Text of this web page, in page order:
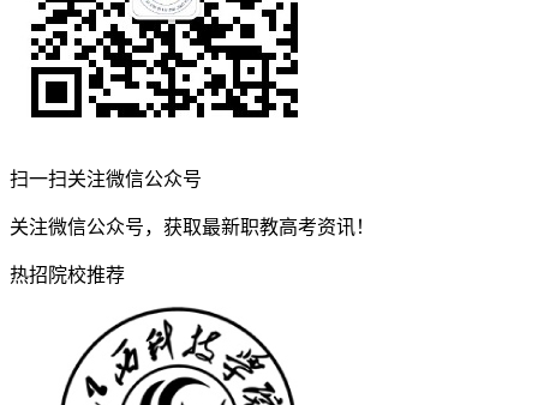
扫一扫关注微信公众号
关注微信公众号，获取最新职教高考资讯！
热招院校推荐